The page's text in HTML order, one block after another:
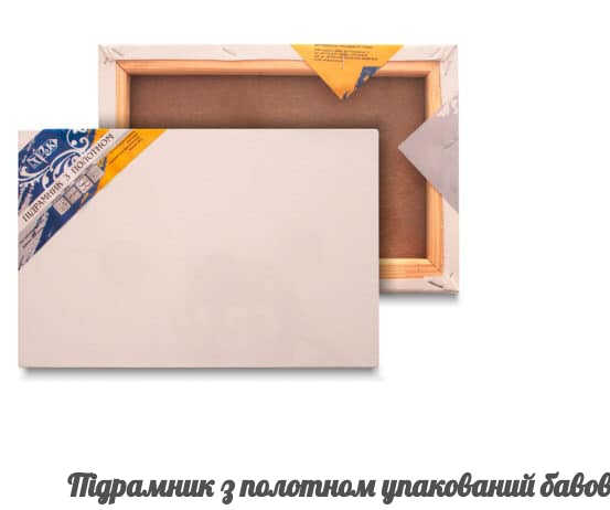
Підрамник з полотном упакований